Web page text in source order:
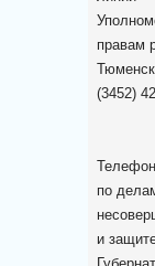
правам
(3452)
по
и